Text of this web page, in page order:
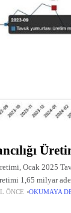
Ocak 2025
1,65 milyar
ayına göre,
1 YIL ÖNCE OKUMAYA